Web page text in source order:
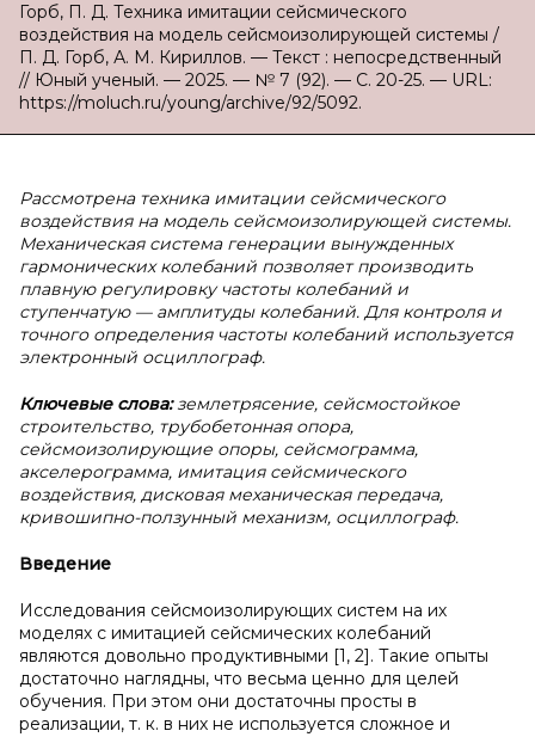
Горб, П. Д. Техника имитации сейсмического
воздействия на модель сейсмоизолирующей системы /
П. Д. Горб, А. М. Кириллов. — Текст : непосредственный
// Юный ученый. — 2025. — № 7 (92). — С. 20-25. — URL:
https://moluch.ru/young/archive/92/5092.
Рассмотрена техника имитации сейсмического
воздействия на модель сейсмоизолирующей системы.
Механическая система генерации вынужденных
гармонических колебаний позволяет производить
плавную регулировку частоты колебаний и
ступенчатую — амплитуды колебаний. Для контроля и
точного определения частоты колебаний используется
электронный осциллограф.
Ключевые слова:землетрясение, сейсмостойкое
строительство, трубобетонная опора,
сейсмоизолирующие опоры, сейсмограмма,
акселерограмма, имитация сейсмического
воздействия, дисковая механическая передача,
кривошипно-ползунный механизм, осциллограф.
Введение
Исследования сейсмоизолирующих систем на их
моделях с имитацией сейсмических колебаний
являются довольно продуктивными [1, 2]. Такие опыты
достаточно наглядны, что весьма ценно для целей
обучения. При этом они достаточны просты в
реализации, т. к. в них не используется сложное и